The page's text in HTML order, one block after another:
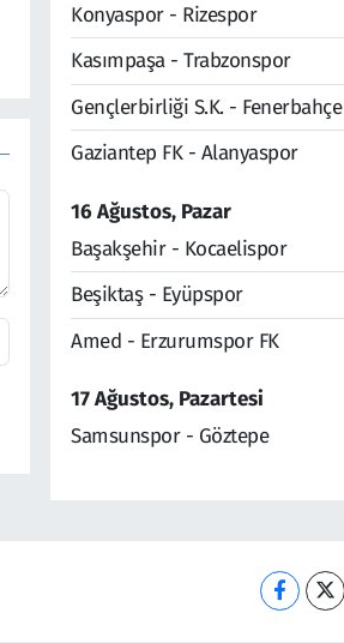
Konyaspor - Rizespor
Kasımpaşa - Trabzonspor
Gençlerbirliği S.K. - Fenerbahçe
Gaziantep FK - Alanyaspor
16 Ağustos, Pazar
Başakşehir - Kocaelispor
Beşiktaş - Eyüpspor
Amed - Erzurumspor FK
17 Ağustos, Pazartesi
Samsunspor - Göztepe